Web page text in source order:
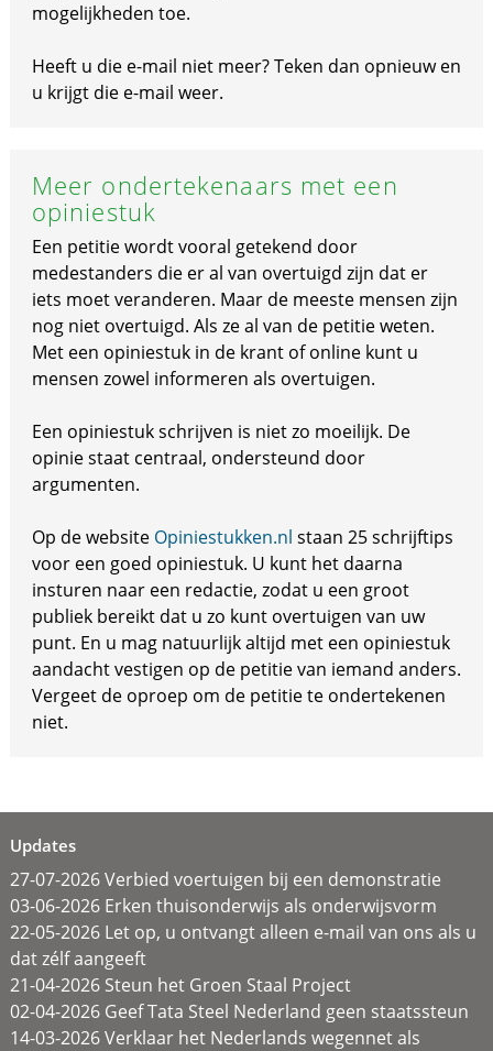
mogelijkheden toe.
Heeft u die e-mail niet meer? Teken dan opnieuw en
u krijgt die e-mail weer.
Meer ondertekenaars met een
opiniestuk
Een petitie wordt vooral getekend door
medestanders die er al van overtuigd zijn dat er
iets moet veranderen. Maar de meeste mensen zijn
nog niet overtuigd. Als ze al van de petitie weten.
Met een opiniestuk in de krant of online kunt u
mensen zowel informeren als overtuigen.
Een opiniestuk schrijven is niet zo moeilijk. De
opinie staat centraal, ondersteund door
argumenten.
Op de website Opiniestukken.nl staan 25 schrijftips
voor een goed opiniestuk. U kunt het daarna
insturen naar een redactie, zodat u een groot
publiek bereikt dat u zo kunt overtuigen van uw
punt. En u mag natuurlijk altijd met een opiniestuk
aandacht vestigen op de petitie van iemand anders.
Vergeet de oproep om de petitie te ondertekenen
niet.
Updates
27-07-2026 Verbied voertuigen bij een demonstratie
03-06-2026 Erken thuisonderwijs als onderwijsvorm
22-05-2026 Let op, u ontvangt alleen e-mail van ons als u
dat zélf aangeeft
21-04-2026 Steun het Groen Staal Project
02-04-2026 Geef Tata Steel Nederland geen staatssteun
14-03-2026 Verklaar het Nederlands wegennet als